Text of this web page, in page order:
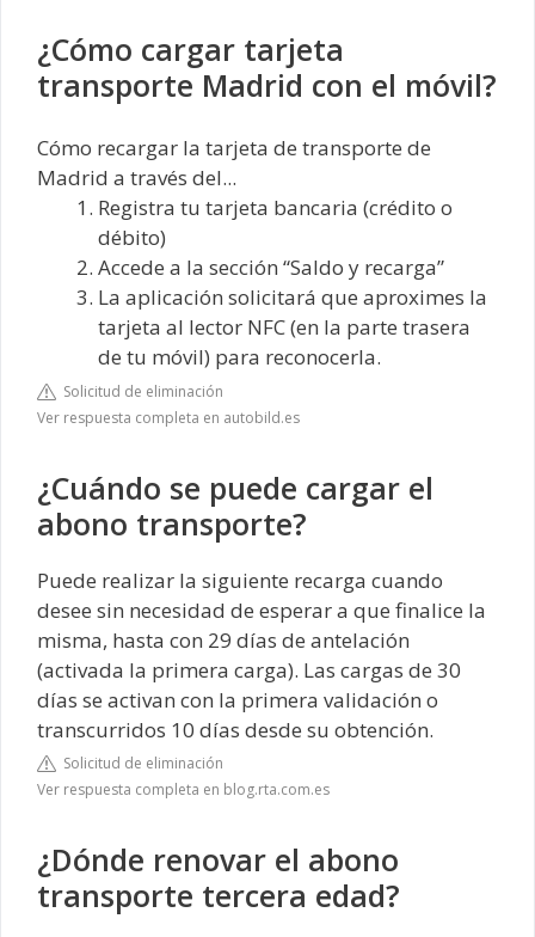
¿Cómo cargar tarjeta
transporte Madrid con el móvil?
Cómo recargar la tarjeta de transporte de
Madrid a través del...
Registra tu tarjeta bancaria (crédito o
débito)
Accede a la sección “Saldo y recarga”
La aplicación solicitará que aproximes la
tarjeta al lector NFC (en la parte trasera
de tu móvil) para reconocerla.
Solicitud de eliminación
Ver respuesta completa en autobild.es
¿Cuándo se puede cargar el
abono transporte?
Puede realizar la siguiente recarga cuando
desee sin necesidad de esperar a que finalice la
misma, hasta con 29 días de antelación
(activada la primera carga). Las cargas de 30
días se activan con la primera validación o
transcurridos 10 días desde su obtención.
Solicitud de eliminación
Ver respuesta completa en blog.rta.com.es
¿Dónde renovar el abono
transporte tercera edad?